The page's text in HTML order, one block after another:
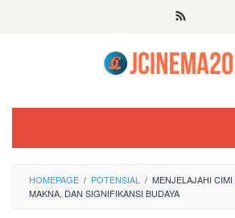
HOMEPAGE / POTENSIAL / MENJELAJAHI
MAKNA, DAN SIGNIFIKANSI BUDAYA